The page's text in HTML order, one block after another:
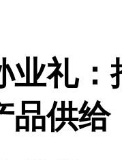
业礼
品供给